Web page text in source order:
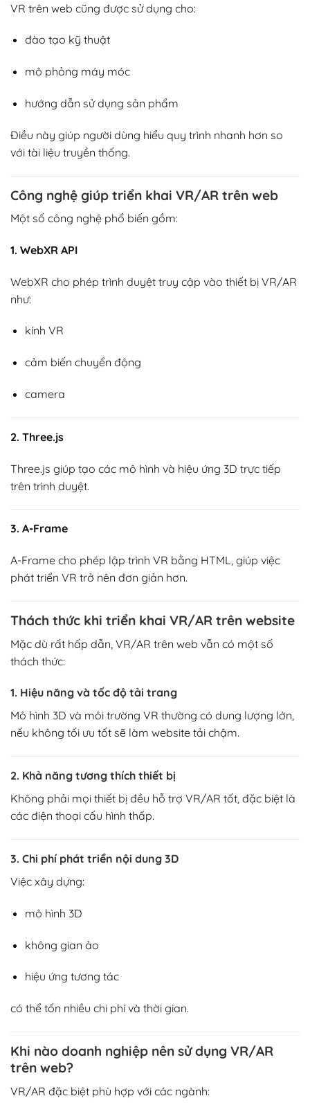
VR trên web cũng được sử dụng cho:
đào tạo kỹ thuật
mô phỏng máy móc
hướng dẫn sử dụng sản phẩm
Điều này giúp người dùng hiểu quy trình nhanh hơn so
với tài liệu truyền thống.
Công nghệ giúp triển khai VR/AR trên web
Một số công nghệ phổ biến gồm:
1. WebXR API
WebXR cho phép trình duyệt truy cập vào thiết bị VR/AR
như:
kính VR
cảm biến chuyển động
camera
2. Three.js
Three.js giúp tạo các mô hình và hiệu ứng 3D trực tiếp
trên trình duyệt.
3. A-Frame
A-Frame cho phép lập trình VR bằng HTML, giúp việc
phát triển VR trở nên đơn giản hơn.
Thách thức khi triển khai VR/AR trên website
Mặc dù rất hấp dẫn, VR/AR trên web vẫn có một số
thách thức:
1. Hiệu năng và tốc độ tải trang
Mô hình 3D và môi trường VR thường có dung lượng lớn,
nếu không tối ưu tốt sẽ làm website tải chậm.
2. Khả năng tương thích thiết bị
Không phải mọi thiết bị đều hỗ trợ VR/AR tốt, đặc biệt là
các điện thoại cấu hình thấp.
3. Chi phí phát triển nội dung 3D
Việc xây dựng:
mô hình 3D
không gian ảo
hiệu ứng tương tác
có thể tốn nhiều chi phí và thời gian.
Khi nào doanh nghiệp nên sử dụng VR/AR
trên web?
VR/AR đặc biệt phù hợp với các ngành: